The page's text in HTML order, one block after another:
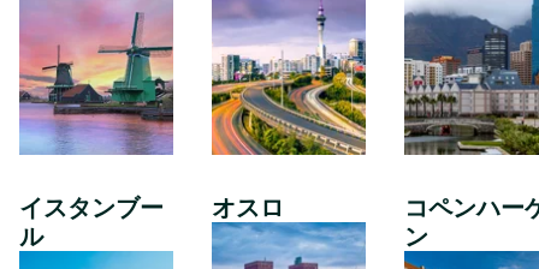
イスタンブー
ル
オスロ
コペンハー
ン